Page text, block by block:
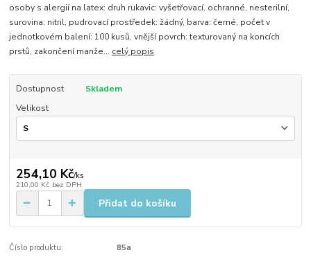
osoby s alergií na latex: druh rukavic: vyšetřovací, ochranné, nesterilní,
surovina: nitril, pudrovací prostředek: žádný, barva: černé, počet v
jednotkovém balení: 100 kusů, vnější povrch: texturovaný na koncích
prstů, zakončení manže... celý popis
Dostupnost
Skladem
Velikost
254,10 Kč/ks
210,00 Kč bez DPH
Přidat do košíku
Číslo produktu: 85a